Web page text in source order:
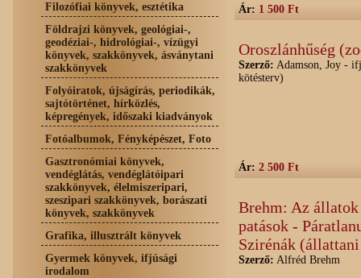
Filozófiai könyvek, esztétika
Földrajzi könyvek, geológiai-,
geodéziai-, hidrológiai-, vízügyi
könyvek, szakkönyvek, ásványtani
szakkönyvek
Folyóiratok, újságírás, periodikák,
sajtótörténet, hírközlés,
képregények, időszaki kiadványok
Fotóalbumok, Fényképészet, Foto
Gasztronómiai könyvek,
vendéglátás, vendéglátóipari
szakkönyvek, élelmiszeripari,
szeszipari szakkönyvek, borászati
könyvek, szakkönyvek
Grafika, illusztrált könyvek
Gyermek könyvek, ifjúsági
irodalom
Ár: 1 500 Ft
Oroszlánhűség
Szerző: Adamson, Joy -
kötésterv)
Ár: 2 500 Ft
Brehm: Az
patások -
Szirénák
Szerző: Alfréd Brehm